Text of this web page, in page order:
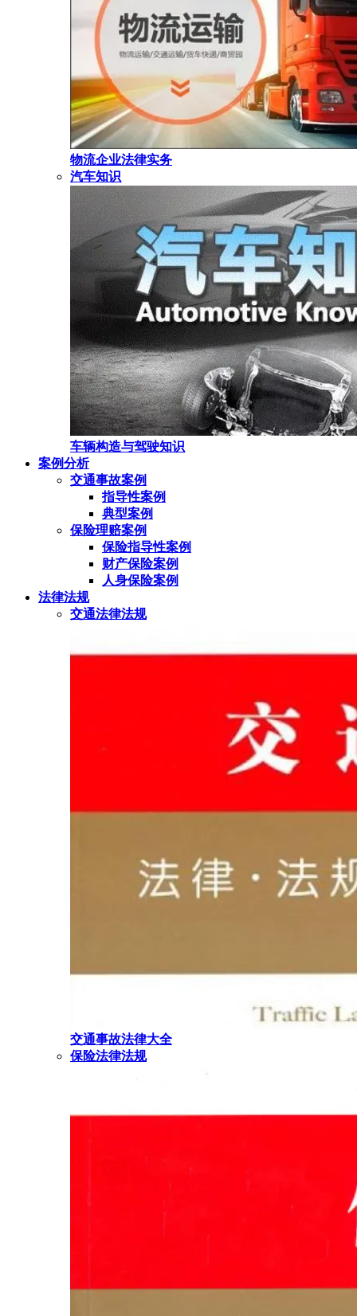
物流企业法律实务
汽车知识
车辆构造与驾驶知识
案例分析
交通事故案例
指导性案例
典型案例
保险理赔案例
保险指导性案例
财产保险案例
人身保险案例
法律法规
交通法律法规
交通事故法律大全
保险法律法规